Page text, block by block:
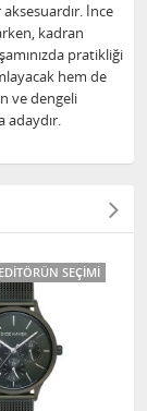
İnce
kadran
pratikliği
hem de
ve dengeli
adaydır.
EDITÖRÜN SEÇIMI